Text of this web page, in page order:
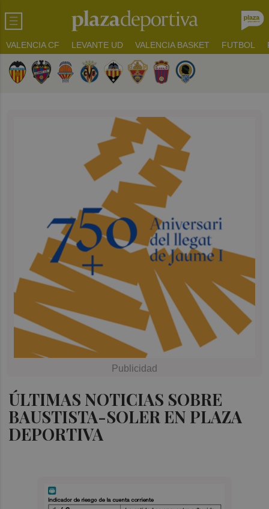
VALENCIA CF LEVANTE UD VALENCIA BASKET FUTBOL
ÚLTIMAS NOTICIAS SOBRE
BAUSTISTA-SOLER EN PLAZA
DEPORTIVA